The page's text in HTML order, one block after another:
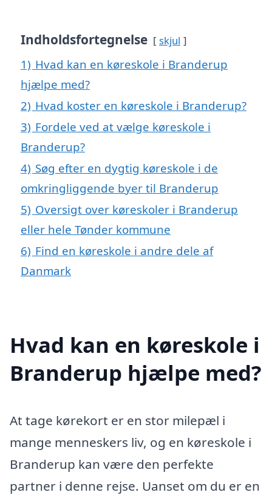
Indholdsfortegnelse skjul
1) Hvad kan en køreskole i Branderup
hjælpe med?
2) Hvad koster en køreskole i Branderup?
3) Fordele ved at vælge køreskole i
Branderup?
4) Søg efter en dygtig køreskole i de
omkringliggende byer til Branderup
5) Oversigt over køreskoler i Branderup
eller hele Tønder kommune
6) Find en køreskole i andre dele af
Danmark
Hvad kan en køreskole i
Branderup hjælpe med?
At tage kørekort er en stor milepæl i
mange menneskers liv, og en køreskole i
Branderup kan være den perfekte
partner i denne rejse. Uanset om du er en